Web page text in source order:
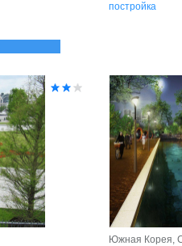
постройка
Южная Корея,